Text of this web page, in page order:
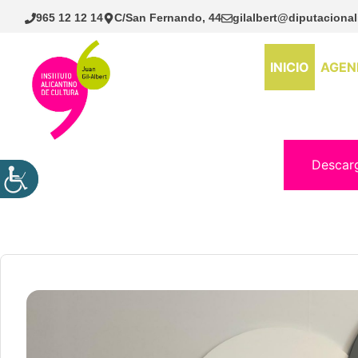
Saltar
965 12 12 14 C/San Fernando, 44
INICIO